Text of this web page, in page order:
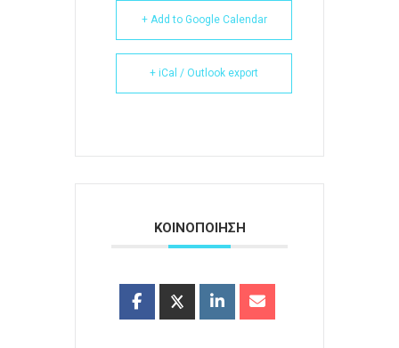
+ Add to Google Calendar
+ iCal / Outlook export
ΚΟΙΝΟΠΟΙΗΣΗ